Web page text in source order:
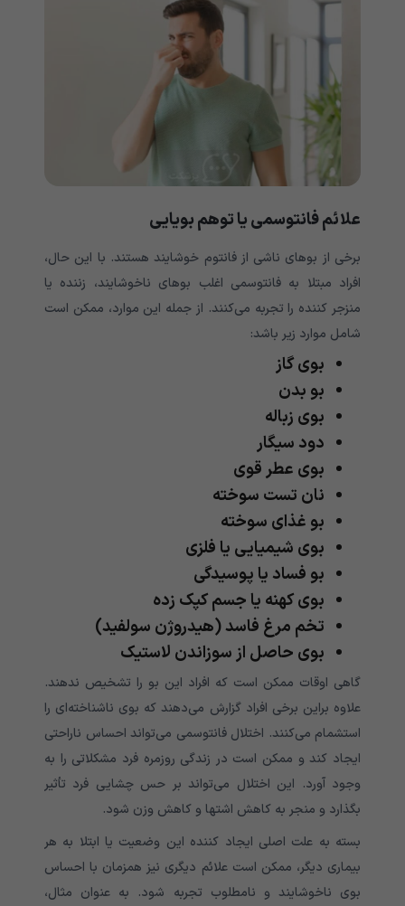
علائم فانتوسمی یا توهم بویایی
برخی از بوهای ناشی از فانتوم خوشایند هستند. با این حال،
افراد مبتلا به فانتوسمی اغلب بوهای ناخوشایند، زننده یا
منزجر کننده را تجربه می‌کنند. از جمله این موارد، ممکن است
شامل موارد زیر باشد:
بوی گاز
بو بدن
بوی زباله
دود سیگار
بوی عطر قوی
نان تست سوخته
بو غذای سوخته
بوی شیمیایی یا فلزی
بو فساد یا پوسیدگی
بوی کهنه یا جسم کپک زده
تخم مرغ فاسد (هیدروژن سولفید)
بوی حاصل از سوزاندن لاستیک
گاهی اوقات ممکن است که افراد این بو را تشخیص ندهند.
علاوه براین برخی افراد گزارش می‌دهند که بوی ناشناخته‌ای را
استشمام می‌کنند. اختلال فانتوسمی می‌تواند احساس ناراحتی
ایجاد کند و ممکن است در زندگی روزمره فرد مشکلاتی را به
وجود آورد. این اختلال می‌تواند بر حس چشایی فرد تأثیر
بگذارد و منجر به کاهش اشتها و کاهش وزن شود.
بسته به علت اصلی ایجاد کننده این وضعیت یا ابتلا به هر
بیماری دیگر، ممکن است علائم دیگری نیز همزمان با احساس
بوی ناخوشایند و نامطلوب تجربه شود. به عنوان مثال،